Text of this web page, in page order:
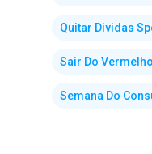
Quitar Dividas
Sair Do Vermelho
Semana Do